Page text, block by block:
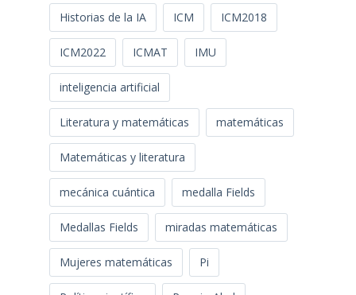
Historias de la IA ICM ICM2018
ICM2022 ICMAT IMU
inteligencia artificial
Literatura y matemáticas matemáticas
Matemáticas y literatura
mecánica cuántica medalla Fields
Medallas Fields miradas matemáticas
Mujeres matemáticas Pi